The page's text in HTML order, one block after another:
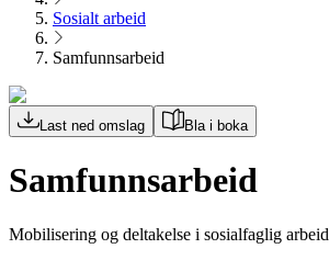
Sosialt arbeid
Samfunnsarbeid
Last ned omslag Bla i boka
Samfunnsarbeid
Mobilisering og deltakelse i sosialfaglig arbeid